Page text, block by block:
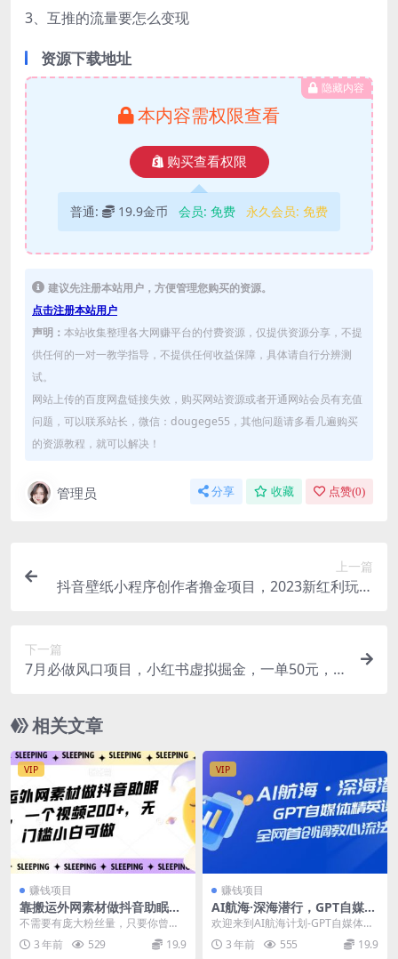
3、互推的流量要怎么变现
资源下载地址
隐藏内容
本内容需权限查看
购买查看权限
普通: 19.9金币 会员: 免费 永久会员: 免费
建议先注册本站用户，方便管理您购买的资源。
点击注册本站用户
声明： 本站收集整理各大网赚平台的付费资源，仅提供资源分享，不提
供任何的一对一教学指导，不提供任何收益保障，具体请自行分辨测
试。
网站上传的百度网盘链接失效，购买网站资源或者开通网站会员有充值
问题，可以联系站长，微信：dougege55，其他问题请多看几遍购买
的资源教程，就可以解决！
管理员 分享 收藏 点赞(0)
上一篇
抖音壁纸小程序创作者撸金项目，2023新红利玩法
下一篇
7月必做风口项目，小红书虚拟掘金，一单50元，
相关文章
VIP
赚钱项目
靠搬运外网素材做抖音助眠赛
道，一个视频200+，无门槛小
白可做
不需要有庞大粉丝量，只要你曾发
布过3个或更多的原创作品，其中一
个作品的播放量达到...
3 年前 529 19.9
VIP
赚钱项目
AI航海·深海潜行，GPT自媒体
精英课，全网首创调教心流法
3.0（20节课）
欢迎来到AI航海计划-GPT自媒体精
英课！这是一门不仅适合自媒体从
业者，还包括营...
3 年前 555 19.9